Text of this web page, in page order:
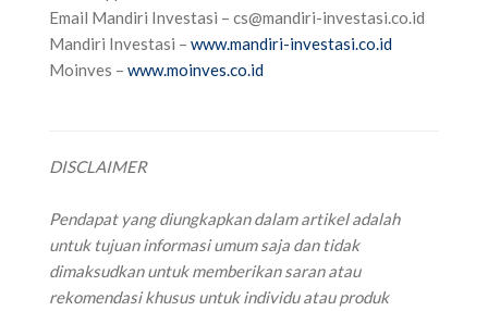
‌Email Mandiri Investasi – cs@mandiri-investasi.co.id
‌Mandiri Investasi – www.mandiri-investasi.co.id
‌Moinves – www.moinves.co.id
DISCLAIMER
‌Pendapat yang diungkapkan dalam artikel adalah
untuk tujuan informasi umum saja dan tidak
dimaksudkan untuk memberikan saran atau
rekomendasi khusus untuk individu atau produk